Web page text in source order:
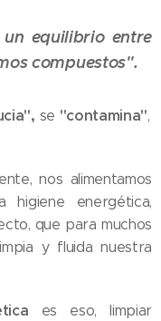
equilibrio entre
compuestos".
se "contamina",
nos alimentamos
higiene energética,
que para muchos
y fluida nuestra
es eso, limpiar